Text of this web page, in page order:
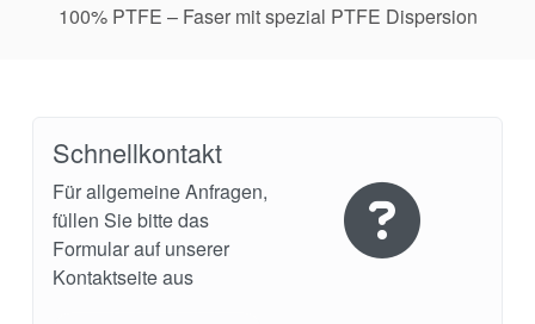
100% PTFE – Faser mit spezial PTFE Dispersion
Schnellkontakt
Für allgemeine Anfragen,
füllen Sie bitte das
Formular auf unserer
Kontaktseite aus